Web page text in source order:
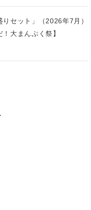
りセット」（2026年7月）
大まんぷく祭】